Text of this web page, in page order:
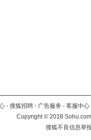
- 搜狐招聘 - 广告服务 - 客服中心
Copyright©2018
搜狐不良信息举